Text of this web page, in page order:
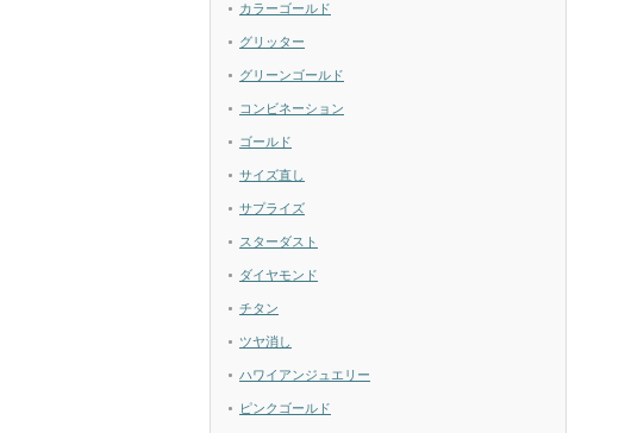
カラーゴールド
グリッター
グリーンゴールド
コンビネーション
ゴールド
サイズ直し
サプライズ
スターダスト
ダイヤモンド
チタン
ツヤ消し
ハワイアンジュエリー
ピンクゴールド